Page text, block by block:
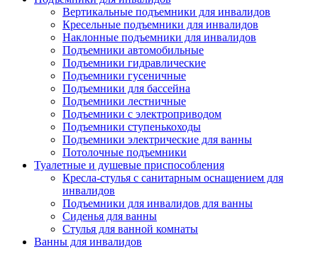
Вертикальные подъемники для инвалидов
Кресельные подъемники для инвалидов
Наклонные подъемники для инвалидов
Подъемники автомобильные
Подъемники гидравлические
Подъемники гусеничные
Подъемники для бассейна
Подъемники лестничные
Подъемники с электроприводом
Подъемники ступенькоходы
Подъемники электрические для ванны
Потолочные подъемники
Туалетные и душевые приспособления
Кресла-стулья с санитарным оснащением для
инвалидов
Подъемники для инвалидов для ванны
Сиденья для ванны
Стулья для ванной комнаты
Ванны для инвалидов